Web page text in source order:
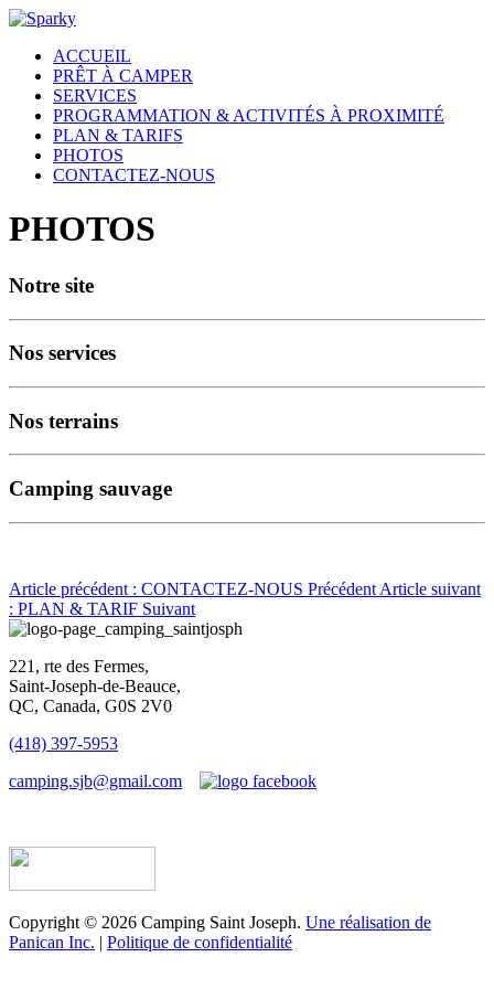
ACCUEIL
PRÊT À CAMPER
SERVICES
PROGRAMMATION & ACTIVITÉS À PROXIMITÉ
PLAN & TARIFS
PHOTOS
CONTACTEZ-NOUS
PHOTOS
Notre site
Nos services
Nos terrains
Camping sauvage
Article précédent : CONTACTEZ-NOUS Précédent Article suivant
: PLAN & TARIF Suivant
221, rte des Fermes,
Saint-Joseph-de-Beauce,
QC, Canada, G0S 2V0
(418) 397-5953
camping.sjb@gmail.com
Copyright © 2026 Camping Saint Joseph. Une réalisation de
Panican Inc. | Politique de confidentialité